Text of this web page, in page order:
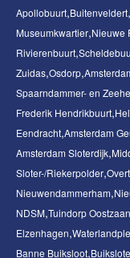
Apollobuurt Buitenveldert
Museumkwartier Nieuwe
Rivierenbuurt
Zuidas Osdorp
Spaarndammer- en
Frederik Hendrikbuurt
Eendracht Amsterdam
Amsterdam Sloterdijk
Sloter-/Riekerpolder
Nieuwendammerham
NDSM Tuindorp Oostzaan
Elzenhagen
Banne Buiksloot